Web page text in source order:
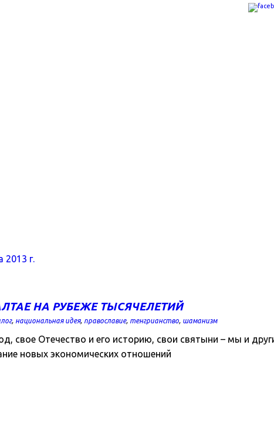
2013 г.
НА РУБЕЖЕ ТЫСЯЧЕЛЕТИЙ
, национальная идея, православие, тенгрианство, шаманизм
Отечество и его историю, свои святыни – мы и
новых экономических отношений